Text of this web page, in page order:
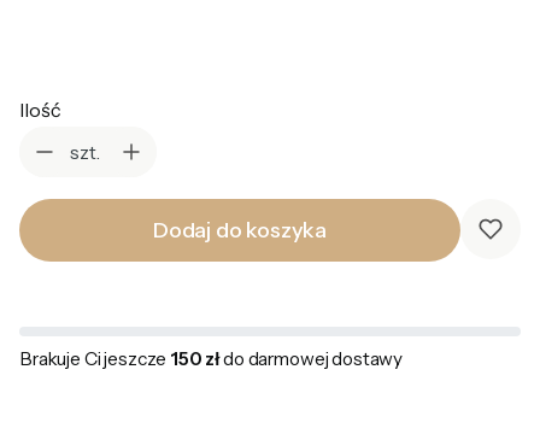
Ilość
szt.
Dodaj do koszyka
Brakuje Ci jeszcze 150 złdo darmowej dostawy